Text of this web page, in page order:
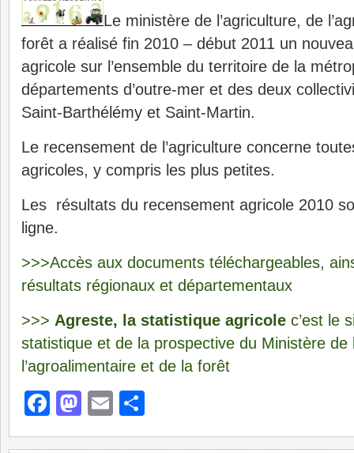
Le ministère de l’agriculture, de
forêt a réalisé fin 2010 – début 2011 un
agricole sur l’ensemble du territoire de la
départements d’outre-mer et des deux
Saint-Barthélémy et Saint-Martin.
Le recensement de l’agriculture concerne
agricoles, y compris les plus petites.
Les résultats du recensement agricole 2010
ligne.
>>>Accès aux documents téléchargeables,
résultats régionaux et départementaux
>>> Agreste, la statistique agricole c’est le
statistique et de la prospective du Ministère de
l’agroalimentaire et de la forêt
Facebook
Mastodon
Email